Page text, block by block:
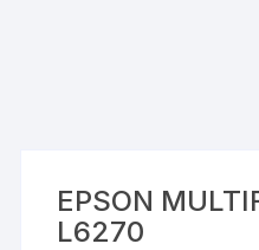
EPSON
L6270